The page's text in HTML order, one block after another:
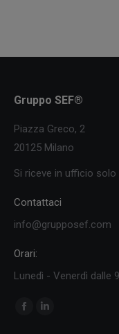
Gruppo SEF®
Piazza Greco, 2
20125 Milano
Si riceve in ufficio
Contattaci
info@grupposef.com
Orari:
Lunedì - Venerdì dalle
Ci puoi trovare su:
Facebook